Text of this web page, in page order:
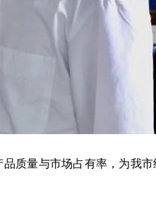
量与市场占有率，为我市